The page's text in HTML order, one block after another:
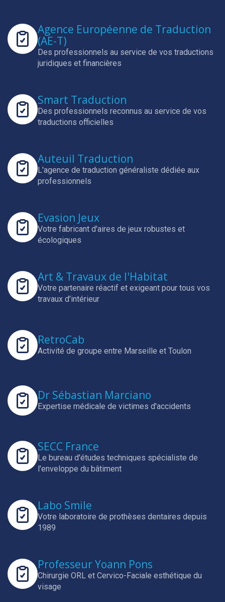
Agence Européenne de Traduction
(AE-T)
Des professionnels au service de vos traductions
juridiques et financières
Smart Traduction
Des professionnels reconnus au service de vos
traductions officielles
Auteuil Traduction
L'agence de traduction généraliste dédiée aux
professionnels
Evasion Jeux
Votre fabricant d'aires de jeux robustes et
écologiques
Art & Travaux de l'Habitat
Votre partenaire réactif et exigeant pour tous vos
travaux d'intérieur
RetroCab
Activité de groupe entre Marseille et Toulon
Dr Sébastian Marciano
Expertise médicale de victimes d'accidents
SECC France
Le bureau d'études techniques spécialiste de
l'enveloppe du bâtiment
Labo Smile
Votre laboratoire de prothèses dentaires depuis
1989
Professeur Yoann Pons
Chirurgie ORL et Cervico-Faciale esthétique du
visage